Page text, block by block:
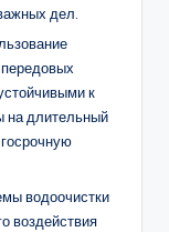
дел.
к
на длительный
водоочистки
воздействия